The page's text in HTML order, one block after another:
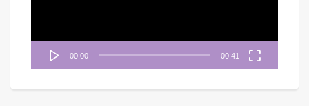
00:00 00:41